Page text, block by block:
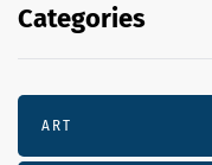
Categories
ART